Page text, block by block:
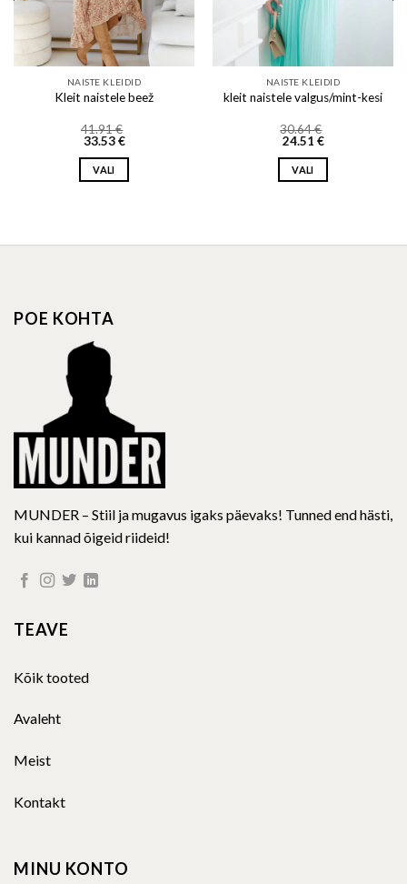
NAISTE KLEIDID
Kleit naistele beež
41.91€
33.53€
VALI
multiple
may
chosen
on
the
product
page
NAISTE KLEIDID
kleit naistele valgus/mint-kesi
30.64€
24.51 €
VALI
multiple
POE KOHTA
MUNDER – Stiil ja mugavus igaks päevaks! Tunned end hästi,
kui kannad õigeid riideid!
TEAVE
Kõik tooted
Avaleht
Meist
Kontakt
MINU KONTO